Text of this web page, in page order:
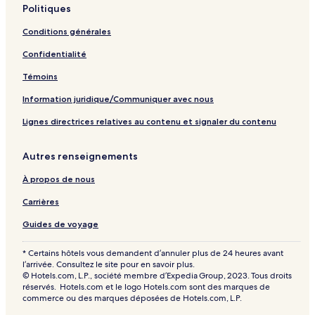
a
p
a
g
Politiques
Conditions générales
Confidentialité
Témoins
Information juridique/Communiquer avec nous
Lignes directrices relatives au contenu et signaler du contenu
Autres renseignements
À propos de nous
Carrières
Guides de voyage
* Certains hôtels vous demandent d’annuler plus de 24 heures avant
l’arrivée. Consultez le site pour en savoir plus.
© Hotels.com, L.P., société membre d’Expedia Group, 2023. Tous droits
réservés. Hotels.com et le logo Hotels.com sont des marques de
commerce ou des marques déposées de Hotels.com, L.P.